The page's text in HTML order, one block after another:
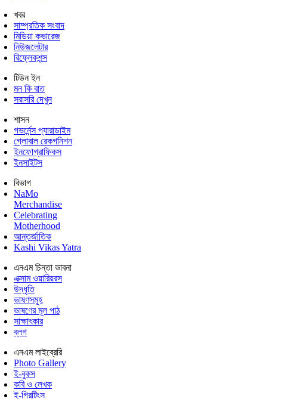
খবর
সাম্প্রতিক সংবাদ
মিডিয়া কভারেজ
নিউজলেটার
রিফ্লেকশন্স
টিউন ইন
মন কি বাত
সরাসরি দেখুন
শাসন
গভর্নেন্স প্যারাডাইম
গ্লোবাল রেকগনিশন
ইনফোগ্রাফিকস
ইনসাইটস
বিভাগ
NaMo
Merchandise
Celebrating
Motherhood
আন্তর্জাতিক
Kashi Vikas Yatra
এনএম চিন্তা ভাবনা
এক্সাম ওয়ারিয়রস
উদ্ধৃতি
ভাষণসমূহ
ভাষণের মূল পাঠ
সাক্ষাৎকার
ব্লগ
এনএম লাইব্রেরি
Photo Gallery
ই-বুকস
কবি ও লেখক
ই-গ্রিটিংস